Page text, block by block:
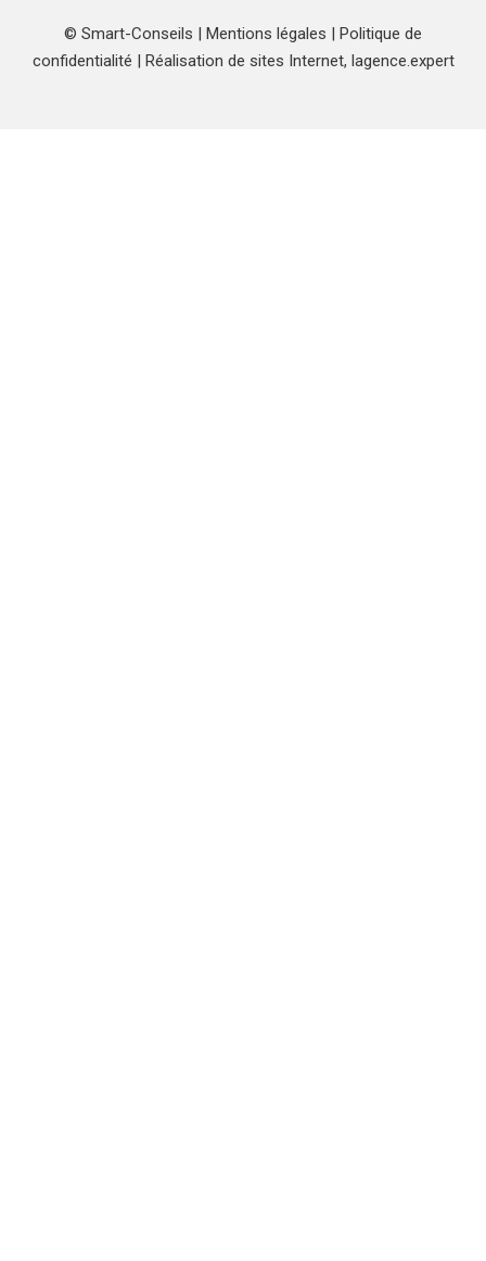
© Smart-Conseils | Mentions légales | Politique de
confidentialité | Réalisation de sites Internet, lagence.expert